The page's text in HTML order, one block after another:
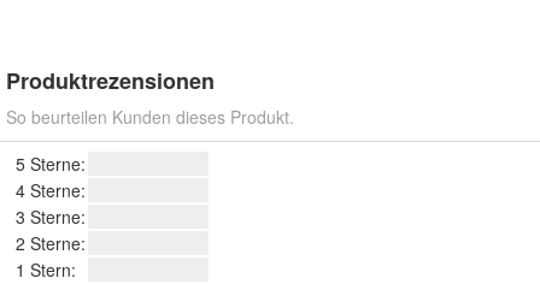
Produktrezensionen
So beurteilen Kunden dieses Produkt.
5 Sterne:
4 Sterne:
3 Sterne:
2 Sterne:
1 Stern: